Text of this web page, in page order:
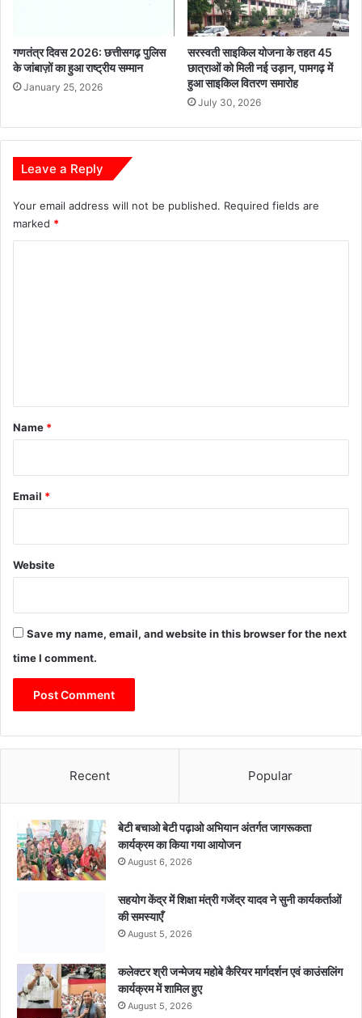
थ
मा
री
,
मे
त
औ
र
ल
ता
जी
गणतंत्र दिवस 2026: छत्तीसगढ़ पुलिस
के जांबाज़ों का हुआ राष्ट्रीय सम्मान
January 25, 2026
सरस्वती साइकिल योजना के तहत 45
छात्राओं को मिली नई उड़ान, पामगढ़ में
हुआ साइकिल वितरण समारोह
July 30, 2026
Leave a Reply
Your email address will not be published. Required fields are
marked *
*
Name *
Email *
Website
Save my name, email, and website in this browser for the next
time I comment.
Recent Popular
बेटी बचाओ बेटी पढ़ाओ अभियान अंतर्गत जागरूकता
कार्यक्रम का किया गया आयोजन
August 6, 2026
सहयोग केंद्र में शिक्षा मंत्री गजेंद्र यादव ने सुनी कार्यकर्ताओं
की समस्याएँ
August 5, 2026
कलेक्टर श्री जन्मेजय महोबे कैरियर मार्गदर्शन एवं काउंसलिंग
कार्यक्रम में शामिल हुए
August 5, 2026